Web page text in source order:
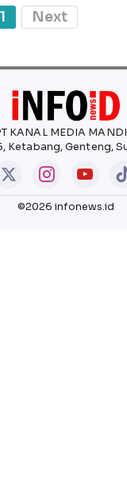
1 Next
KANAL MEDIA
Ketabang, Genteng,
©2026 infonews.id